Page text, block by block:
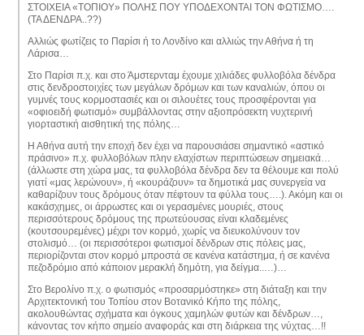
ΣΤΟΙΧΕΙΑ «ΤΟΠΙΟΥ» ΠΟΛΗΣ ΠΟΥ ΥΠΟΔΕΧΟΝΤΑΙ ΤΟΝ ΦΩΤΙΣΜΟ….
(ΤΑ ΔΕΝΔΡΑ..??)
Αλλιώς φωτίζεις το Παρίσι ή το Λονδίνο και αλλιώς την Αθήνα ή τη
Λάρισα…
Στο Παρίσι π.χ. και στο Άμστερνταμ έχουμε χιλιάδες φυλλοβόλα δένδρα
στις δενδροστοιχίες των μεγάλων δρόμων και των καναλιών, όπου οι
γυμνές τους κορμοστασιές και οι σιλουέτες τους προσφέρονται για
«οφιοειδή φωτισμό» συμβάλλοντας στην αξιοπρόσεκτη νυχτερινή
γιορταστική αισθητική της πόλης…
Η Αθήνα αυτή την εποχή δεν έχει να παρουσιάσει σημαντικό «αστικό
πράσινο» π.χ. φυλλοβόλων πλην ελαχίστων περιπτώσεων σημειακά…
(άλλωστε στη χώρα μας, τα φυλλοβόλα δένδρα δεν τα θέλουμε και πολύ
γιατί «μας λερώνουν», ή «κουράζουν» τα δημοτικά μας συνεργεία να
καθαρίζουν τους δρόμους όταν πέφτουν τα φύλλα τους….). Ακόμη και οι
κακάσχημες, οι άρρωστες και οι γερασμένες μουριές, στους
περισσότερους δρόμους της πρωτεύουσας είναι κλαδεμένες
(κουτσουρεμένες) μέχρι τον κορμό, χωρίς να διευκολύνουν τον
στολισμό… (οι περισσότεροι φωτισμοί δένδρων στις πόλεις μας,
περιορίζονται στον κορμό μπροστά σε κανένα κατάστημα, ή σε κανένα
πεζοδρόμιο από κάποιον μερακλή δημότη, για δείγμα..…)…
Στο Βερολίνο π.χ. ο φωτισμός «προσαρμόστηκε» στη διάταξη και την
Αρχιτεκτονική του Τοπίου στον Βοτανικό Κήπο της πόλης,
ακολουθώντας σχήματα και όγκους χαμηλών φυτών και δένδρων…,
κάνοντας τον κήπο σημείο αναφοράς και στη διάρκεια της νύχτας…!!